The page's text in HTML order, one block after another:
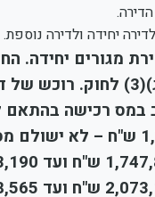
יחידה ולדירה
החל מיום 16.1.2021 ועד
בהתאם להוראות סעיפים